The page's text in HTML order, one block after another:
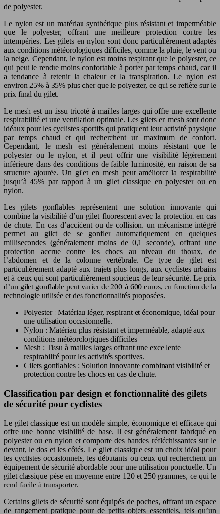
de polyester.
Le nylon est un matériau synthétique plus résistant et imperméable
que le polyester, offrant une meilleure protection contre les
intempéries. Les gilets en nylon sont donc particulièrement adaptés
aux conditions météorologiques difficiles, comme la pluie, le vent ou
la neige. Cependant, le nylon est moins respirant que le polyester, ce
qui peut le rendre moins confortable à porter par temps chaud, car il
a tendance à retenir la chaleur et la transpiration. Le nylon est
environ 25% à 35% plus cher que le polyester, ce qui se reflète sur le
prix final du gilet.
Le mesh est un tissu tricoté à mailles larges qui offre une excellente
respirabilité et une ventilation optimale. Les gilets en mesh sont donc
idéaux pour les cyclistes sportifs qui pratiquent leur activité physique
par temps chaud et qui recherchent un maximum de confort.
Cependant, le mesh est généralement moins résistant que le
polyester ou le nylon, et il peut offrir une visibilité légèrement
inférieure dans des conditions de faible luminosité, en raison de sa
structure ajourée. Un gilet en mesh peut améliorer la respirabilité
jusqu’à 45% par rapport à un gilet classique en polyester ou en
nylon.
Les gilets gonflables représentent une solution innovante qui
combine la visibilité d’un gilet fluorescent avec la protection en cas
de chute. En cas d’accident ou de collision, un mécanisme intégré
permet au gilet de se gonfler automatiquement en quelques
millisecondes (généralement moins de 0,1 seconde), offrant une
protection accrue contre les chocs au niveau du thorax, de
l’abdomen et de la colonne vertébrale. Ce type de gilet est
particulièrement adapté aux trajets plus longs, aux cyclistes urbains
et à ceux qui sont particulièrement soucieux de leur sécurité. Le prix
d’un gilet gonflable peut varier de 200 à 600 euros, en fonction de la
technologie utilisée et des fonctionnalités proposées.
Polyester : Matériau léger, respirant et économique, idéal pour
une utilisation occasionnelle.
Nylon : Matériau plus résistant et imperméable, adapté aux
conditions météorologiques difficiles.
Mesh : Tissu à mailles larges offrant une excellente
respirabilité pour les activités sportives.
Gilets gonflables : Solution innovante combinant visibilité et
protection contre les chocs en cas de chute.
Classification par design et fonctionnalité des gilets
de sécurité pour cyclistes
Le gilet classique est un modèle simple, économique et efficace qui
offre une bonne visibilité de base. Il est généralement fabriqué en
polyester ou en nylon et comporte des bandes réfléchissantes sur le
devant, le dos et les côtés. Le gilet classique est un choix idéal pour
les cyclistes occasionnels, les débutants ou ceux qui recherchent un
équipement de sécurité abordable pour une utilisation ponctuelle. Un
gilet classique pèse en moyenne entre 120 et 250 grammes, ce qui le
rend facile à transporter.
Certains gilets de sécurité sont équipés de poches, offrant un espace
de rangement pratique pour de petits objets essentiels, tels qu’un